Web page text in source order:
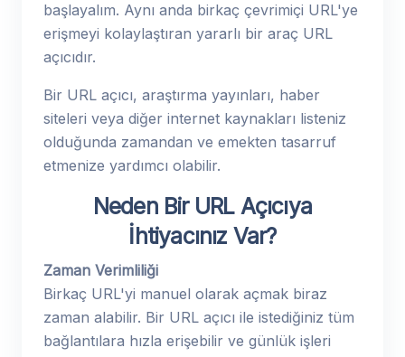
başlayalım. Aynı anda birkaç çevrimiçi URL'ye
erişmeyi kolaylaştıran yararlı bir araç URL
açıcıdır.
Bir URL açıcı, araştırma yayınları, haber
siteleri veya diğer internet kaynakları listeniz
olduğunda zamandan ve emekten tasarruf
etmenize yardımcı olabilir.
Neden Bir URL Açıcıya
İhtiyacınız Var?
Zaman Verimliliği
Birkaç URL'yi manuel olarak açmak biraz
zaman alabilir. Bir URL açıcı ile istediğiniz tüm
bağlantılara hızla erişebilir ve günlük işleri